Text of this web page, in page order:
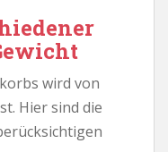
wird von
Hier sind die